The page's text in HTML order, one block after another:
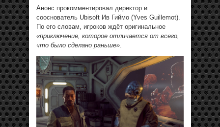
Анонс прокомментировал директор и
сооснователь Ubisoft Ив Гиймо (Yves Guillemot).
По его словам, игроков ждёт оригинальное
«приключение, которое отличается от всего,
что было сделано раньше».